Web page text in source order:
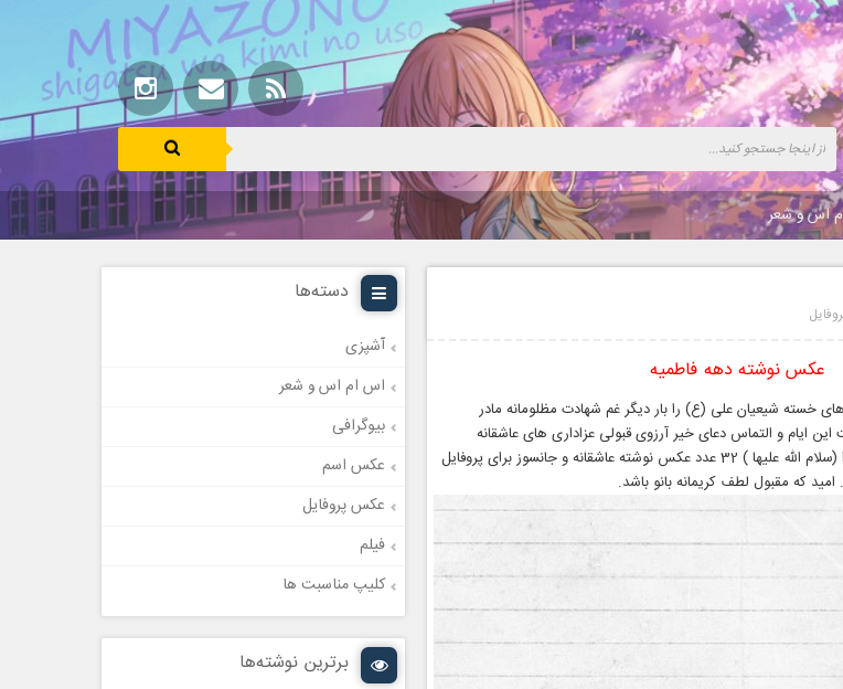
اس و شعر
عکس نوشته دهه فاطمیه
های خسته شیعیان علی (ع) را بار دیگر غم شهادت مظلومانه مادر
ایام و التماس دعای خیر آرزوی قبولی عزاداری های عاشقانه
مومنان و عاشقانه حضرت فاطمه زهرا (سلام الله علیها ) 32 عدد عکس نوشته عاشقانه و جانسوز برای پروفایل
که مقبول لطف کریمانه بانو باشد.
دسته‌ها
آشپزی
اس ام اس و شعر
بیوگرافی
عکس اسم
عکس پروفایل
فیلم
کلیپ مناسبت ها
برترین نوشته‌ها